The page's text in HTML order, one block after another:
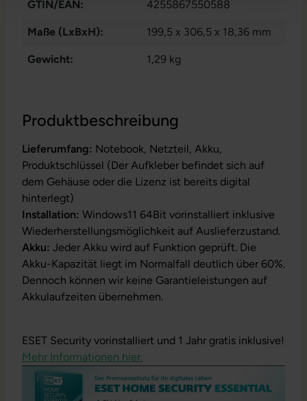
Produktbeschreibung
Lieferumfang: Notebook, Netzteil, Akku,
Produktschlüssel (Der Aufkleber befindet sich auf
dem Gehäuse oder die Lizenz ist bereits digital
hinterlegt)
Installation: Windows11 64Bit vorinstalliert inklusive
Wiederherstellungsmöglichkeit auf Auslieferzustand.
Akku: Jeder Akku wird auf Funktion geprüft. Die
Akku-Kapazität liegt im Normalfall deutlich über 60%.
Dennoch können wir keine Garantieleistungen auf
Akkulaufzeiten übernehmen.
ESET Security vorinstalliert und 1 Jahr gratis inklusive!
Mehr Informationen hier.
GTIN/EAN: 4255867550588
Maße (LxBxH): 199,5 x 306,5 x 18,36 mm
Gewicht: 1,29 kg